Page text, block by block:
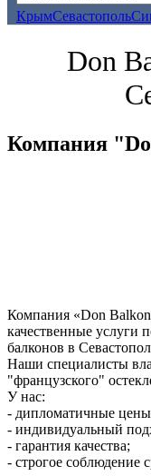
КрымСевастополь
Don
Компания
Компания «Don
качественные услуги
балконов в
Наши специалисты
"французского"
У нас:
- дипломатичные
- индивидуальный
- гарантия качества;
- строгое соблюдение